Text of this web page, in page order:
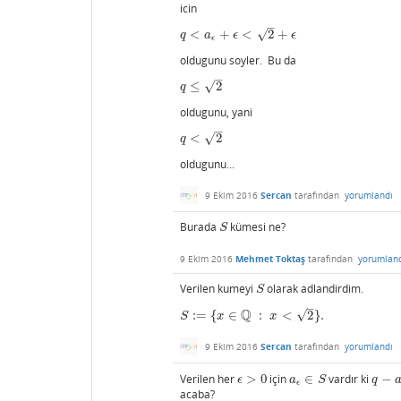
icin
q < aϵ + ϵ < 2
–
√ + ϵ
q <aϵ+ ϵ<2 +ϵ
oldugunu soyler. Bu da
q ≤ 2
–
√
q≤ 2
oldugunu, yani
q < 2
–
√
q< 2
oldugunu...
9 Ekim 2016 Sercan tarafından yorumlandı
Burada S
Skümesi ne?
9 Ekim 2016 Mehmet Toktaş tarafından
Verilen kumeyi S
Solarak adlandirdim.
S := {x ∈ Q : x < 2
–
√ }.
S:={ x∈ : <2 }.
9 Ekim 2016 Sercan tarafından yorumlandı
Verilen her ϵ > 0
ϵ>0 içinaϵ ∈ S
aϵ ∈S vardır kiq −
q −aϵ<
acaba?